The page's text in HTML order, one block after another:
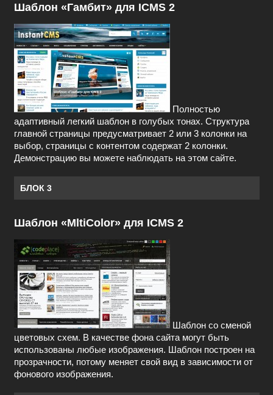
Шаблон «Гамбит» для ICMS 2
Полностью
адаптивный легкий шаблон в голубых тонах. Структура
главной страницы предусматривает 2 или 3 колонки на
выбор, страницы с контентом содержат 2 колонки.
Демонстрацию вы можете наблюдать на этом сайте.
БЛОК 3
Шаблон «MltiColor» для ICMS 2
Шаблон со сменой
цветовых схем. В качестве фона сайта могут быть
использованы любые изображения. Шаблон построен на
прозрачности, потому меняет свой вид в зависимости от
фонового изображения.